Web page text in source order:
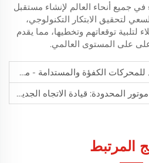
في جميع أنحاء العالم لإنشاء مستقبل
لتحقيق الابتكار التكنولوجي،
لتلبية توقعاتهم وتخطيها، مما يقدم
على المستوى العالمي.
والمستدامة - محركاتنا ثلاثية الطور بالتيار المتردد
قيادة الاتجاه الجديد في صناعة المعدات الكهربائية
المرتبط